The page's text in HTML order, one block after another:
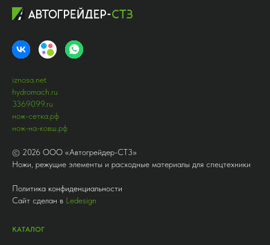
iznosa.net
hydromach.ru
3369099.ru
нож-сетка.рф
нож-на-ковш.рф
© 2026 ООО «Автогрейдер-СТ3»
Ножи, режущие элементы и расходные материалы для спецтехники
Политика конфиденциальности
Сайт сделан в Ledesign
КАТАЛОГ